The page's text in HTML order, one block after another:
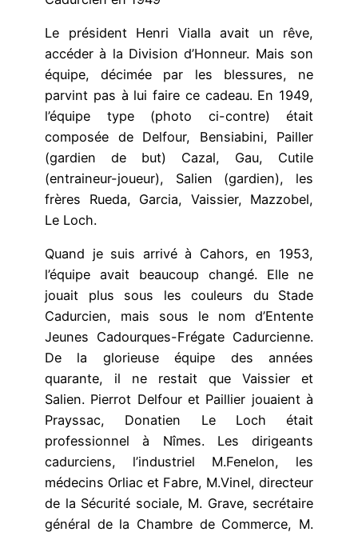
Le président Henri Vialla avait un rêve,
accéder à la Division d’Honneur. Mais son
équipe, décimée par les blessures, ne
parvint pas à lui faire ce cadeau. En 1949,
l’équipe type (photo ci-contre) était
composée de Delfour, Bensiabini, Pailler
(gardien de but) Cazal, Gau, Cutile
(entraineur-joueur), Salien (gardien), les
frères Rueda, Garcia, Vaissier, Mazzobel,
Le Loch.
Quand je suis arrivé à Cahors, en 1953,
l’équipe avait beaucoup changé. Elle ne
jouait plus sous les couleurs du Stade
Cadurcien, mais sous le nom d’Entente
Jeunes Cadourques-Frégate Cadurcienne.
De la glorieuse équipe des années
quarante, il ne restait que Vaissier et
Salien. Pierrot Delfour et Paillier jouaient à
Prayssac, Donatien Le Loch était
professionnel à Nîmes. Les dirigeants
cadurciens, l’industriel M.Fenelon, les
médecins Orliac et Fabre, M.Vinel, directeur
de la Sécurité sociale, M. Grave, secrétaire
général de la Chambre de Commerce, M.